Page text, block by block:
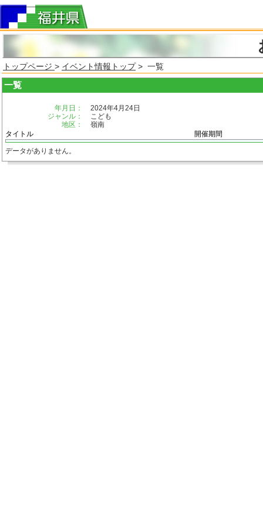
トップページ > イベント情報トップ> 一覧
一覧
年月日：
2024年4月24日
ジャンル：
こども
地区：
嶺南
タイトル
開催期間
データがありません。